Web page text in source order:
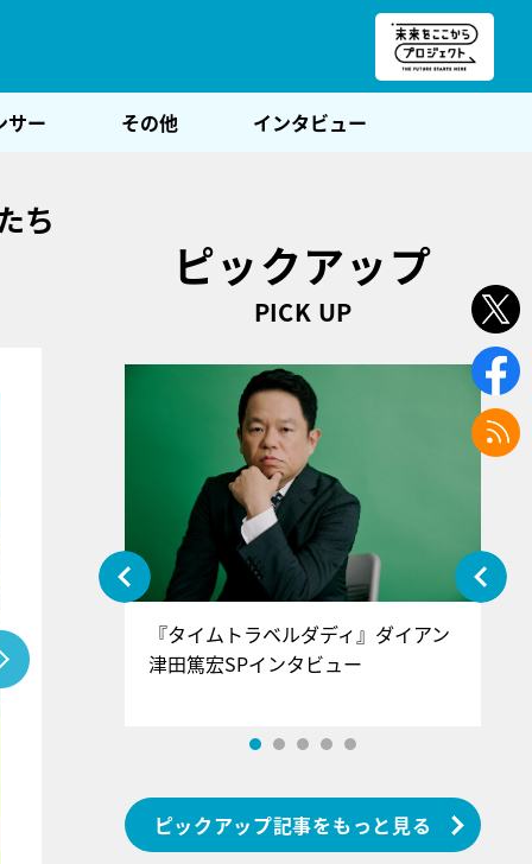
サー その他 インタビュー
ち
ピックアップ
PICK UP
』＝LOV
インタ
『タイムトラベルダディ』ダイアン
津田篤宏SPインタビュー
ピックアップ記事をもっと見る